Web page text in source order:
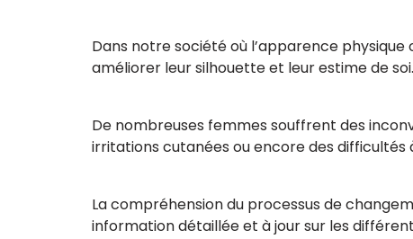
Dans notre société où l’apparence
améliorer leur silhouette et leur estime de
De nombreuses femmes souffrent des
irritations cutanées ou encore des
La compréhension du processus de
information détaillée et à jour sur les